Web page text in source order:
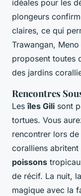
idéales pour les
plongeurs
claires, ce qui
Trawangan,
proposent toutes
des jardins
Rencontres
Lesîles Gili sont
tortues. Vous
rencontrer lors
coralliens
poissons
de récif. La nuit, la
magique avec la